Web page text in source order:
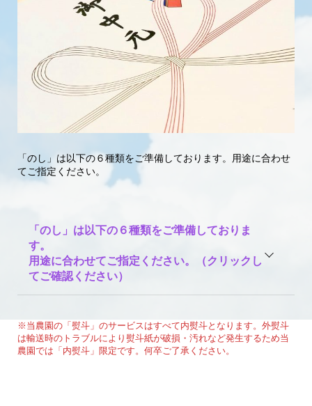
「のし」は以下の６種類をご準備しております。用途に合わせ
てご指定ください。
「のし」は以下の６種類をご準備しておりま
す。
用途に合わせてご指定ください。（クリックし
てご確認ください）
※当農園の「熨斗」のサービスはすべて内熨斗となります。外熨斗
は輸送時のトラブルにより熨斗紙が破損・汚れなど発生するため当
農園では「内熨斗」限定です。何卒ご了承ください。